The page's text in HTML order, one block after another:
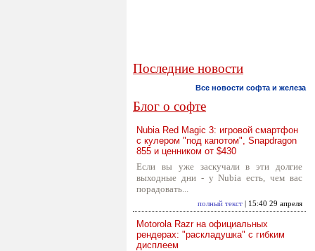
Последние новости
Все новости софта и железа
Блог о софте
Nubia Red Magic 3: игровой смартфон
с кулером "под капотом", Snapdragon
855 и ценником от $430
Если вы уже заскучали в эти долгие
выходные дни - у Nubia есть, чем вас
порадовать...
полный текст | 15:40 29 апреля
Motorola Razr на официальных
рендерах: "раскладушка" с гибким
дисплеем